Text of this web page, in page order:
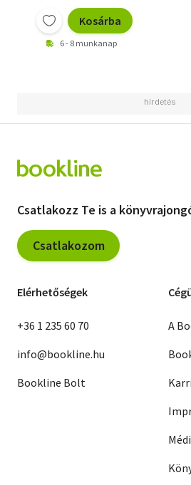
Problémák a Nyugat
körül
Kosárba
6 - 8 munkanap
Csatlakozz Te is a
Csatlakozom
Elérhetőségek
+36 1 235 60 70
info@bookline.hu
Bookline Bolt
A